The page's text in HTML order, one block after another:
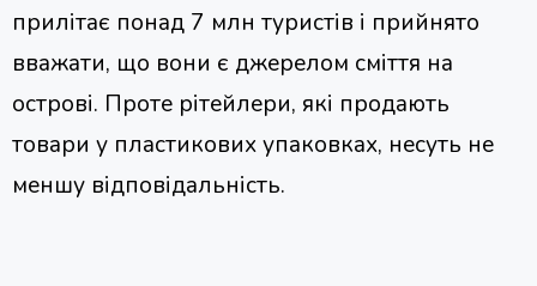
прилітає понад 7 млн ​​туристів і прийнято
вважати, що вони є джерелом сміття на
острові. Проте рітейлери, які продають
товари у пластикових упаковках, несуть не
меншу відповідальність.